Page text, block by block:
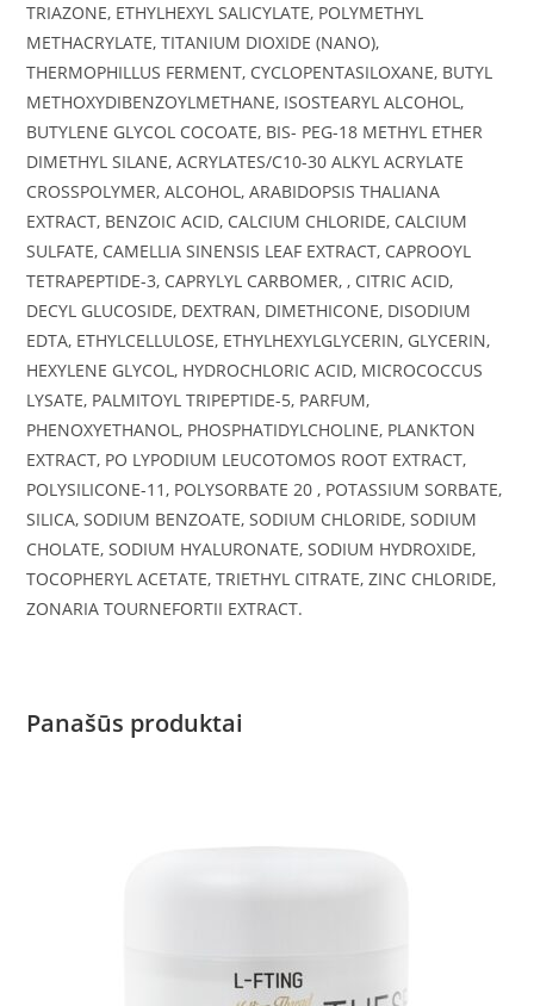
TRIAZONE, ETHYLHEXYL SALICYLATE, POLYMETHYL
METHACRYLATE, TITANIUM DIOXIDE (NANO),
THERMOPHILLUS FERMENT, CYCLOPENTASILOXANE, BUTYL
METHOXYDIBENZOYLMETHANE, ISOSTEARYL ALCOHOL,
BUTYLENE GLYCOL COCOATE, BIS- PEG-18 METHYL ETHER
DIMETHYL SILANE, ACRYLATES/C10-30 ALKYL ACRYLATE
CROSSPOLYMER, ALCOHOL, ARABIDOPSIS THALIANA
EXTRACT, BENZOIC ACID, CALCIUM CHLORIDE, CALCIUM
SULFATE, CAMELLIA SINENSIS LEAF EXTRACT, CAPROOYL
TETRAPEPTIDE-3, CAPRYLYL CARBOMER, , CITRIC ACID,
DECYL GLUCOSIDE, DEXTRAN, DIMETHICONE, DISODIUM
EDTA, ETHYLCELLULOSE, ETHYLHEXYLGLYCERIN, GLYCERIN,
HEXYLENE GLYCOL, HYDROCHLORIC ACID, MICROCOCCUS
LYSATE, PALMITOYL TRIPEPTIDE-5, PARFUM,
PHENOXYETHANOL, PHOSPHATIDYLCHOLINE, PLANKTON
EXTRACT, PO LYPODIUM LEUCOTOMOS ROOT EXTRACT,
POLYSILICONE-11, POLYSORBATE 20 , POTASSIUM SORBATE,
SILICA, SODIUM BENZOATE, SODIUM CHLORIDE, SODIUM
CHOLATE, SODIUM HYALURONATE, SODIUM HYDROXIDE,
TOCOPHERYL ACETATE, TRIETHYL CITRATE, ZINC CHLORIDE,
ZONARIA TOURNEFORTII EXTRACT.
Panašūs produktai